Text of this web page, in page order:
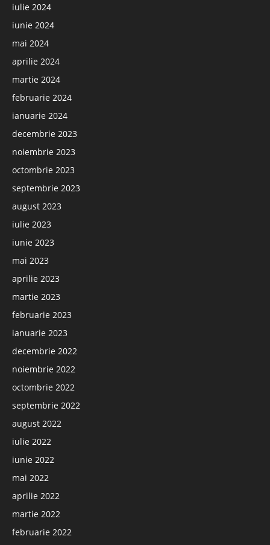
iulie 2024
iunie 2024
mai 2024
aprilie 2024
martie 2024
februarie 2024
ianuarie 2024
decembrie 2023
noiembrie 2023
octombrie 2023
septembrie 2023
august 2023
iulie 2023
iunie 2023
mai 2023
aprilie 2023
martie 2023
februarie 2023
ianuarie 2023
decembrie 2022
noiembrie 2022
octombrie 2022
septembrie 2022
august 2022
iulie 2022
iunie 2022
mai 2022
aprilie 2022
martie 2022
februarie 2022